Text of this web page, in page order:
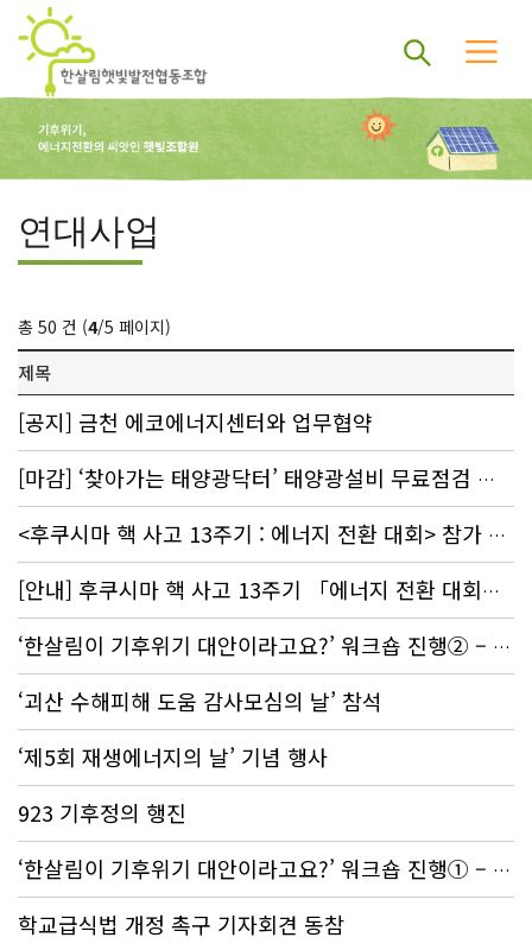
연대사업
총 50 건 (4/5 페이지)
제목
[공지] 금천 에코에너지센터와 업무협약
[마감] ‘찾아가는 태양광닥터’ 태양광설비 무료점검 신청하세요~
<후쿠시마 핵 사고 13주기 : 에너지 전환 대회> 참가 후기
[안내] 후쿠시마 핵 사고 13주기 「에너지 전환 대회」 함께 해주세요!
‘한살림이 기후위기 대안이라고요?’ 워크숍 진행② – 한살림영동생협
‘괴산 수해피해 도움 감사모심의 날’ 참석
‘제5회 재생에너지의 날’ 기념 행사
923 기후정의 행진
‘한살림이 기후위기 대안이라고요?’ 워크숍 진행① – 한살림제주생협
학교급식법 개정 촉구 기자회견 동참